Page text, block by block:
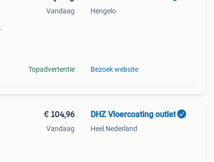
Vandaag
Topadvertentie
Hengelo
Bezoek website
€ 104,96
Vandaag
DHZ Vloercoating outlet
Heel Nederland